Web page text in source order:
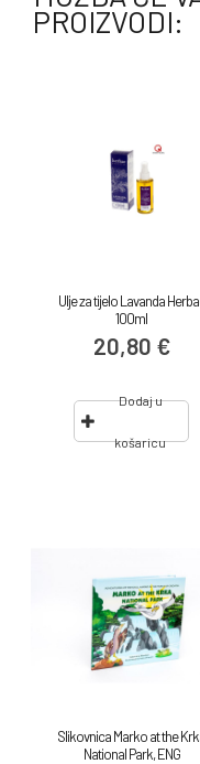
PROIZVODI:
Ulje za tijelo Lavanda
100ml
20,80 €
Dodaj u
košaricu
Slikovnica Marko at the
National Park, ENG